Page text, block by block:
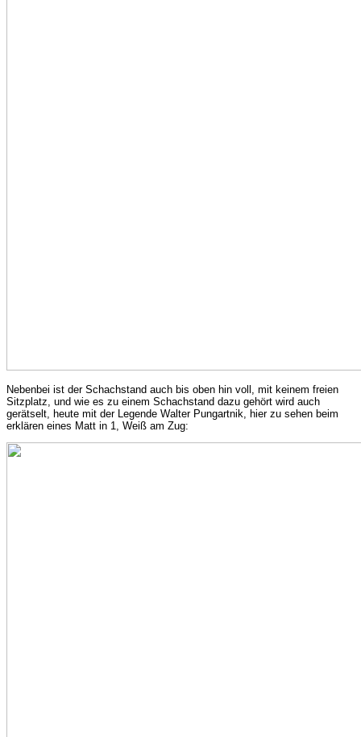
Nebenbei ist der Schachstand auch bis oben hin voll, mit keinem freien
Sitzplatz, und wie es zu einem Schachstand dazu gehört wird auch
gerätselt, heute mit der Legende Walter Pungartnik, hier zu sehen beim
erklären eines Matt in 1, Weiß am Zug: